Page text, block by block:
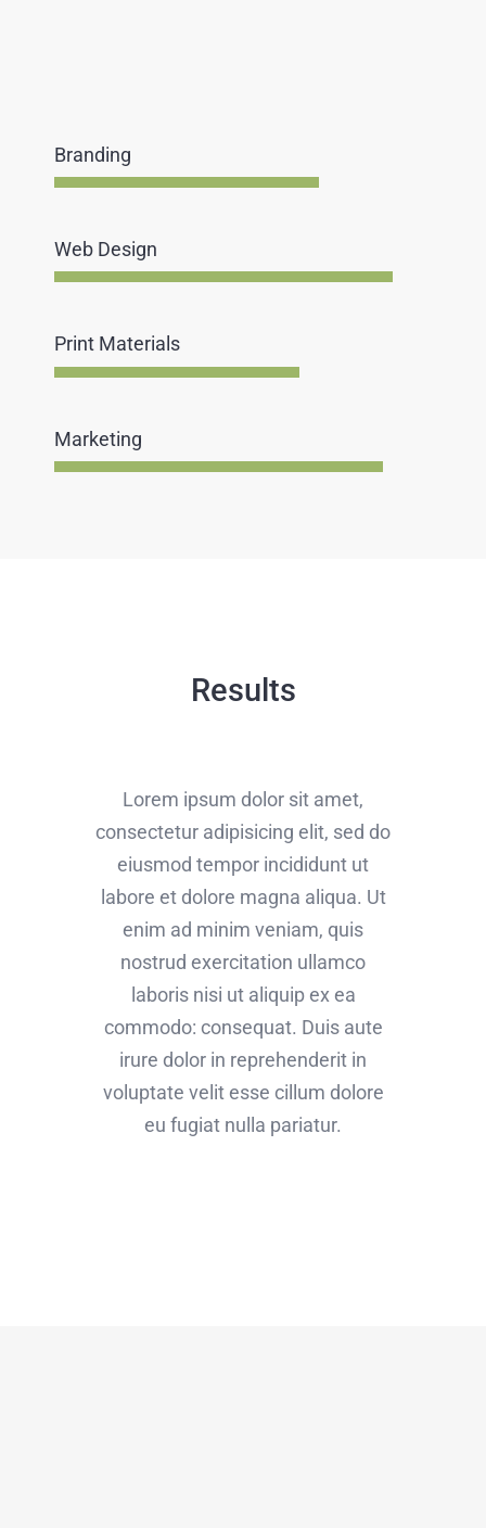
Branding
Web Design
Print Materials
Marketing
Results
Lorem ipsum dolor sit amet,
consectetur adipisicing elit, sed do
eiusmod tempor incididunt ut
labore et dolore magna aliqua. Ut
enim ad minim veniam, quis
nostrud exercitation ullamco
laboris nisi ut aliquip ex ea
commodo: consequat. Duis aute
irure dolor in reprehenderit in
voluptate velit esse cillum dolore
eu fugiat nulla pariatur.